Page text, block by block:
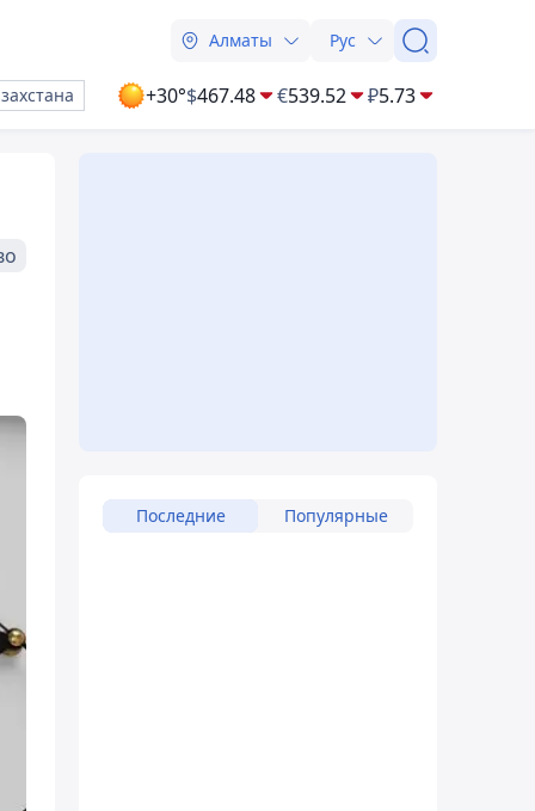
Алматы Рус
+30°$467.48 €539.52 ₽5.73
Последние Популярные